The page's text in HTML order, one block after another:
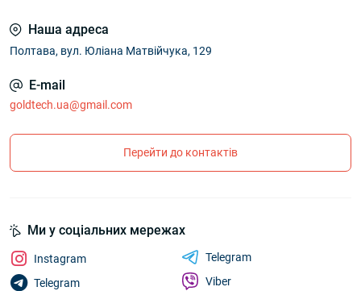
Наша адреса
Полтава, вул. Юліана Матвійчука, 129
E-mail
goldtech.ua@gmail.com
Перейти до контактів
Ми у соціальних мережах
Instagram
Telegram
Telegram
Viber